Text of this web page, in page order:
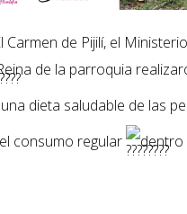
Carmen de Pijilí, el
de la parroquia
dieta saludable de las
consumo regular
dentro